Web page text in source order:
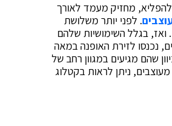
להפליא, מחזיק מעמד לאורך
. לפני יותר משלושת
ואז, בגלל השימושיות שלהם
נכנסו לזירת האופנה במאה
שהם מגיעים במגוון רחב של
ניתן לראות בקטלוג